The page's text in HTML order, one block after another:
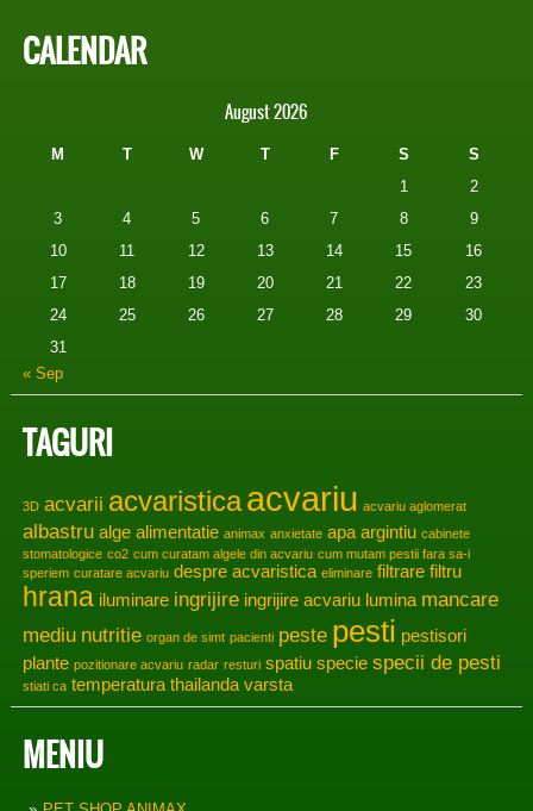
CALENDAR
August 2026
M T W T F S
S
1
2
3
4 5 6 7 8
9
10
11 12 13 14 15
16
17
18 19 20 21 22
23
24
25 26 27 28 29
30
31
« Sep
TAGURI
3D acvarii acvaristicaacvariu acvariu aglomerat
albastru alge alimentatie animax anxietate apa argintiu cabinete
stomatologice co2 cum curatam algele din acvariu cum mutam pestii fara sa-i
speriem curatare acvariu despre acvaristica eliminare filtrare filtru
hrana iluminare ingrijire ingrijire acvariu lumina mancare
mediu nutritie organ de simt pacienti peste pesti pestisori
plante pozitionare acvariu radar resturi spatiu specie specii de pesti
stiati ca temperatura thailanda varsta
MENIU